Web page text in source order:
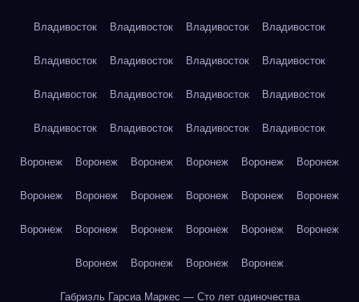
Владивосток Владивосток Владивосток Владивосток
Владивосток Владивосток Владивосток Владивосток
Владивосток Владивосток Владивосток Владивосток
Владивосток Владивосток Владивосток Владивосток
Воронеж Воронеж Воронеж Воронеж Воронеж Воронеж
Воронеж Воронеж Воронеж Воронеж Воронеж Воронеж
Воронеж Воронеж Воронеж Воронеж Воронеж Воронеж
Воронеж Воронеж Воронеж Воронеж
Габриэль Гарсиа Маркес — Сто лет одиночества